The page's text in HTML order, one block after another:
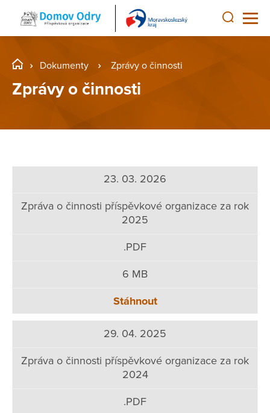
Dokumenty Zprávy o činnosti
Zprávy o činnosti
23. 03. 2026
Zpráva o činnosti příspěvkové organizace za rok
2025
.PDF
6 MB
Stáhnout
29. 04. 2025
Zpráva o činnosti příspěvkové organizace za rok
2024
.PDF